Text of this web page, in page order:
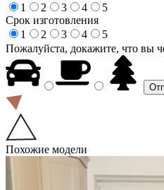
1
2 3 4
5
Срок изготовления
1
2 3 4
5
Пожалуйста, докажите, что вы
Похожие модели